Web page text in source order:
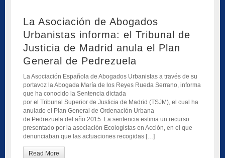
La Asociación de Abogados
Urbanistas informa: el Tribunal de
Justicia de Madrid anula el Plan
General de Pedrezuela
La Asociación Española de Abogados Urbanistas a través de su
portavoz la Abogada María de los Reyes Rueda Serrano, informa
que ha conocido la Sentencia dictada
por el Tribunal Superior de Justicia de Madrid (TSJM), el cual ha
anulado el Plan General de Ordenación Urbana
de Pedrezuela del año 2015. La sentencia estima un recurso
presentado por la asociación Ecologistas en Acción, en el que
denunciaban que las actuaciones recogidas […]
Read More